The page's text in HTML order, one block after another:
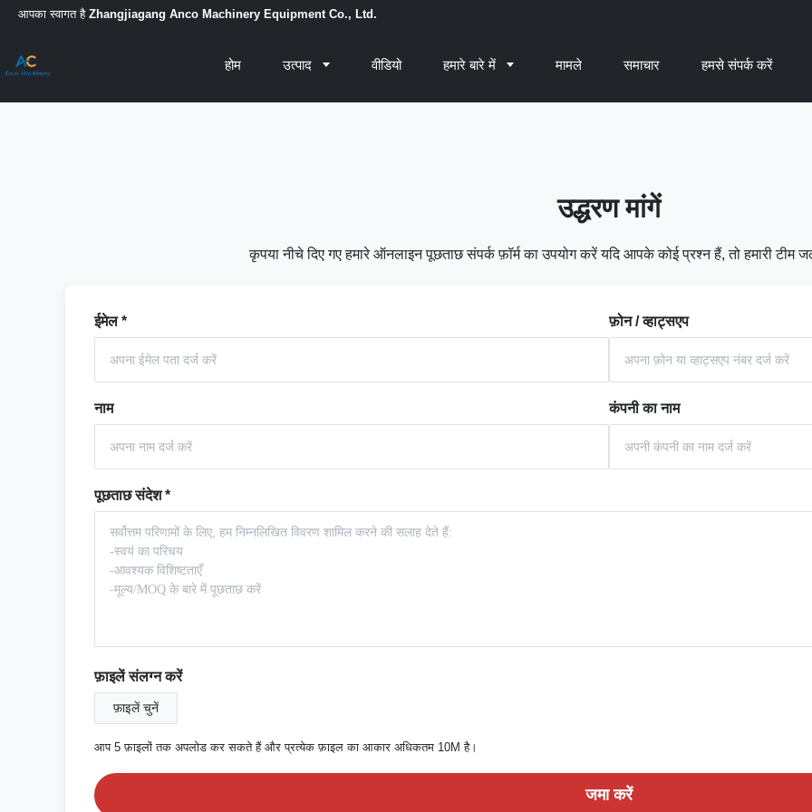
आपका स्वागत है Zhangjiagang Anco Machinery Equipment Co., Ltd.
होम उत्पाद वीडियो हमारे बारे में मामले समाचार हमसे संपर्क करें
उद्धरण मांगें
कृपया नीचे दिए गए हमारे ऑनलाइन पूछताछ संपर्क फ़ॉर्म का उपयोग करें यदि आपके कोई प्रश्न हैं, तो हमारी
ईमेल * फ़ोन / व्हाट्सएप
नाम कंपनी का नाम
पूछताछ संदेश *
फ़ाइलें संलग्न करें
फ़ाइलें चुनें
आप 5 फ़ाइलों तक अपलोड कर सकते हैं और प्रत्येक फ़ाइल का आकार अधिकतम 10M है।
जमा करें